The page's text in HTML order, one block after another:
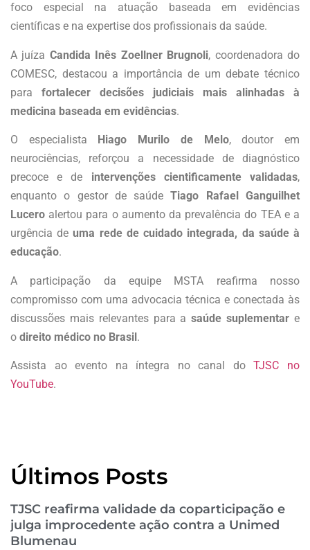
foco especial na atuação baseada em evidências
científicas e na expertise dos profissionais da saúde.
A juíza Candida Inês Zoellner Brugnoli, coordenadora do
COMESC, destacou a importância de um debate técnico
para fortalecer decisões judiciais mais alinhadas à
medicina baseada em evidências.
O especialista Hiago Murilo de Melo, doutor em
neurociências, reforçou a necessidade de diagnóstico
precoce e de intervenções cientificamente validadas,
enquanto o gestor de saúdeTiago Rafael Ganguilhet
Lucero alertou para o aumento da prevalência do TEA e a
urgência deuma rede de cuidado integrada, da saúde à
educação.
A participação da equipe MSTA reafirma nosso
compromisso com uma advocacia técnica e conectada às
discussões mais relevantes para asaúde suplementar e
o direito médico no Brasil.
Assista ao evento na íntegra no canal doTJSC no
YouTube.
Últimos Posts
TJSC reafirma validade da coparticipação e
julga improcedente ação contra a Unimed
Blumenau